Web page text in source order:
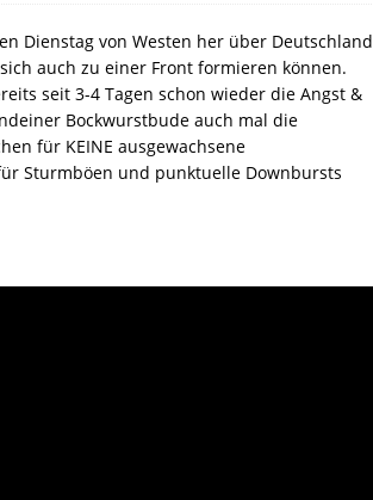
Dienstag von Westen her über Deutschland
auch zu einer Front formieren können.
seit 3-4 Tagen schon wieder die Angst &
Bockwurstbude auch mal die
für KEINE ausgewachsene
Sturmböen und punktuelle Downbursts